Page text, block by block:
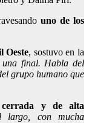
uno de los
Oeste, sostuvo en la
una final. Habla del
grupo humano que
y de alta
largo, con mucha